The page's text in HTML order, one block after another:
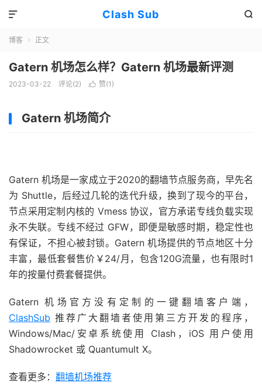
Clash Sub 

博客  正文
Gatern 机场怎么样？Gatern 机场最新评测
2023-03-22 评论(2)  赞(1 )
Gatern 机场简介
Gatern 机场是一家成立于2020的翻墙节点服务商，早先名
为 Shuttle，后经过几轮的迭代升级，换到了现今的平台，
节点采用定制内核的 Vmess 协议，官方承诺专线负载实现
永不失联。专线不经过 GFW，即便是敏感时期，稳定性也
有保证，不担心被封锁。Gatern 机场提供的节点地区十分
丰富，最低套餐售价￥24/月，包含120G流量，也有限时1
年的按量付费套餐提供。
Gatern 机场官方没有定制的一键翻墙客户端，
ClashSub 推荐广大翻墙者使用第三方开发的程序，
Windows/Mac/安卓系统使用 Clash，iOS 用户使用
Shadowrocket 或 Quantumult X。
查看更多： 翻墙机场推荐